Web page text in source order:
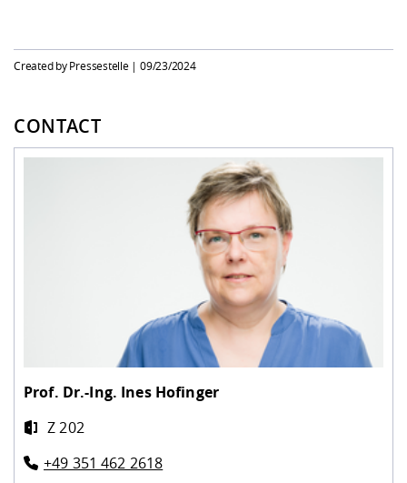
Created by Pressestelle |09/23/2024
CONTACT
Prof. Dr.-Ing. Ines Hofinger
Z 202
+49 351 462 2618